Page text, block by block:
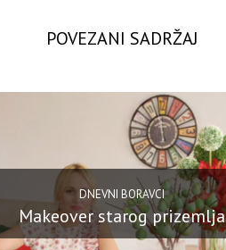
POVEZANI SADRŽAJ
DNEVNI BORAVCI
Makeover starog prizemlja